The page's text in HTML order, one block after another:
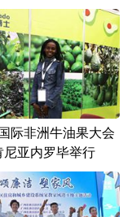
际非洲牛油果大会
尼亚内罗毕举行